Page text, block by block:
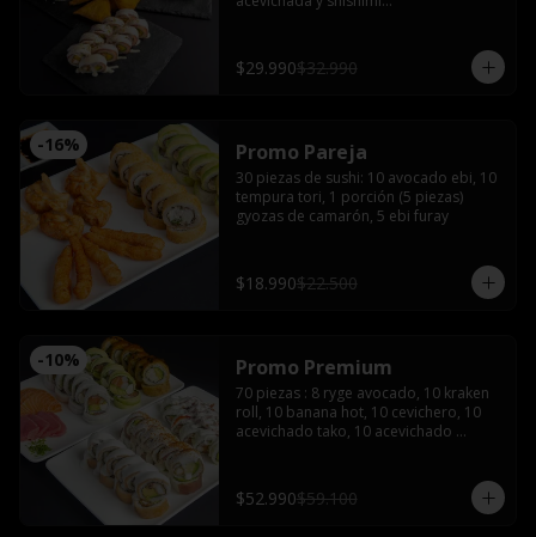
salmón con salsa acevichada.
Acevichado tako: Pulpo furay, palta
$29.990$32.990
-16% Promo Pareja
30 piezas de sushi: 10 avocado ebi, 10
tempura tori, 1 porción (5 piezas)
gyozas de camarón, 5 ebi furay
$18.990$22.500
-10% Promo Premium
70 piezas : 8 ryge avocado, 10 kraken
roll, 10 banana hot, 10 cevichero, 10
acevichado tako, 10 acevichado
de soya, 3 salsas teriyaki 5 palitos, 2
wasabi y 2 jengibre
$52.990$59.100